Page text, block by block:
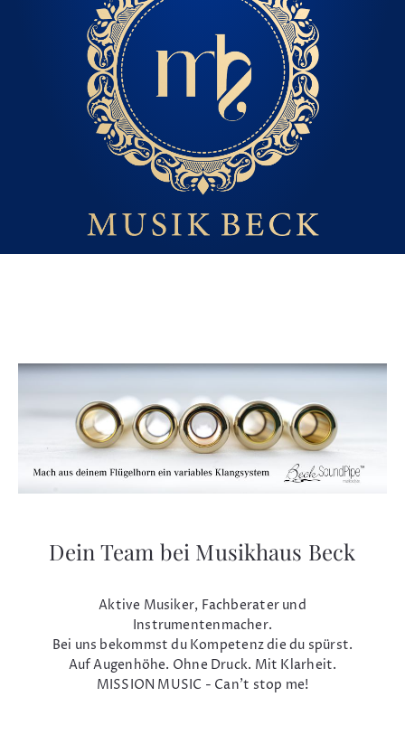
Dein Team bei Musikhaus Beck
Aktive Musiker, Fachberater und
Instrumentenmacher.
Bei uns bekommst du Kompetenz die du spürst.
Auf Augenhöhe. Ohne Druck. Mit Klarheit.
MISSION MUSIC - Can't stop me!